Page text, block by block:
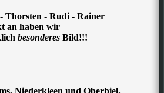
Thorsten - Rudi - Rainer
haben wir
besonderes Bild!!!
Niederkleen und Oberbiel.